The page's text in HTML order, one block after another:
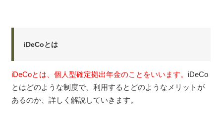
iDeCoとは
iDeCoとは、個人型確定拠出年金のことをいいます。 iDeCo
とはどのような制度で、利用するとどのようなメリットが
あるのか、詳しく解説していきます。